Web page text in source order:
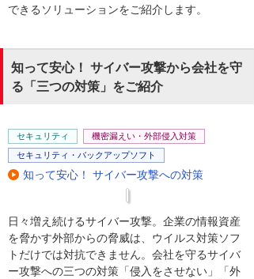
できるソリューションをご紹介します。
知って安心！ サイバー攻撃から会社を守
る「三つの対策」をご紹介
セキュリティ
機密漏えい・外部侵入対策
セキュリティ・バックアップソフト
知って安心！ サイバー攻撃への対策
日々増え続けるサイバー攻撃。企業の情報資産
を脅かす外部からの脅威は、ウイルス対策ソフ
トだけでは対抗できません。会社を守るサイバ
ー攻撃への三つの対策「侵入をさせない」「外